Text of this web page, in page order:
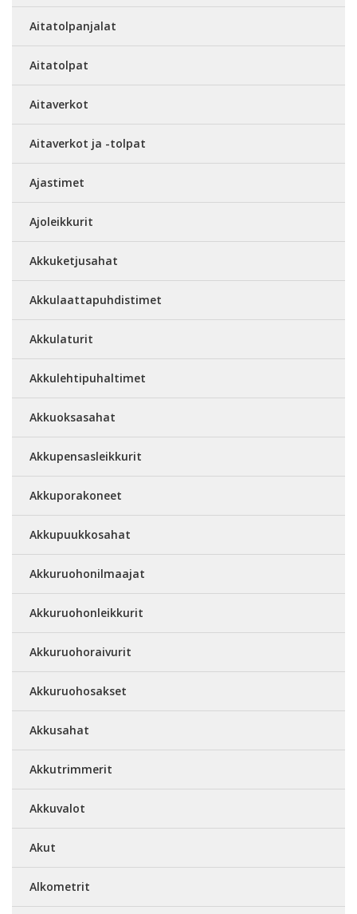
Aitatolpanjalat
Aitatolpat
Aitaverkot
Aitaverkot ja -tolpat
Ajastimet
Ajoleikkurit
Akkuketjusahat
Akkulaattapuhdistimet
Akkulaturit
Akkulehtipuhaltimet
Akkuoksasahat
Akkupensasleikkurit
Akkuporakoneet
Akkupuukkosahat
Akkuruohonilmaajat
Akkuruohonleikkurit
Akkuruohoraivurit
Akkuruohosakset
Akkusahat
Akkutrimmerit
Akkuvalot
Akut
Alkometrit